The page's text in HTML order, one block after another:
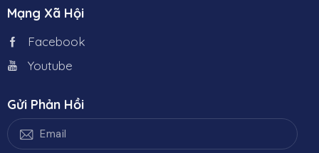
Mạng Xã Hội
Facebook
Youtube
Gửi Phản Hồi